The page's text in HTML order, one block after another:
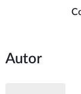
Autor